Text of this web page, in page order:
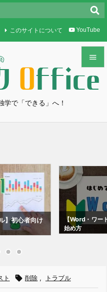
学で「できる」へ！


メニュ

検索
このサイトについて YouTube
】初心者向け
【Word・ワー
始め方
ト  削除 , トラブル